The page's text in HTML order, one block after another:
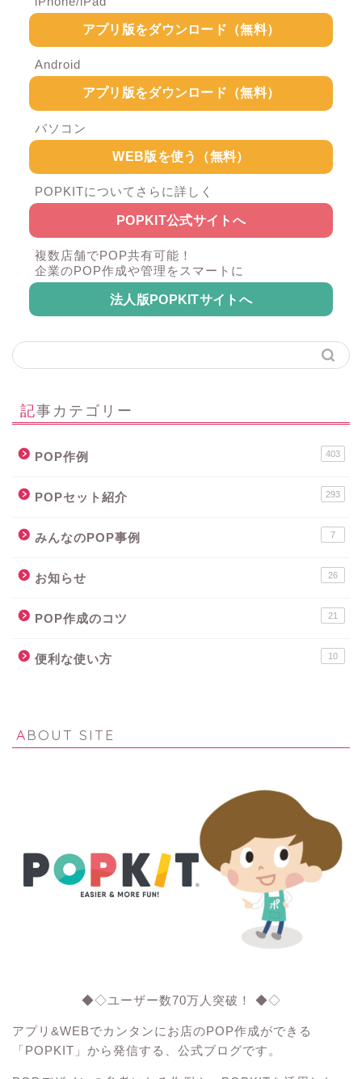
アプリ版をダウンロード（無料）
Android
アプリ版をダウンロード（無料）
パソコン
WEB版を使う（無料）
POPKITについてさらに詳しく
POPKIT公式サイトへ
複数店舗でPOP共有可能！
企業のPOP作成や管理をスマートに
法人版POPKITサイトへ
記事カテゴリー
POP作例 403
POPセット紹介 293
みんなのPOP事例 7
お知らせ 26
POP作成のコツ 21
便利な使い方 10
ABOUT SITE
◆◇ユーザー数70万人突破！ ◆◇
アプリ&WEBでカンタンにお店のPOP作成ができる
「POPKIT」から発信する、公式ブログです。